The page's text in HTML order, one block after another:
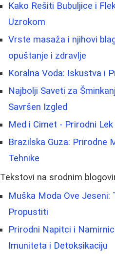
Kako Rešiti Bubuljice i
Uzrokom
Vrste masaža i njihovi
opuštanje i zdravlje
Koralna Voda: Iskustva i
Najbolji Saveti za
Savršen Izgled
Med i Cimet - Prirodni
Brazilska Guza: Prirodne
Tehnike
Tekstovi na srodnim
Muška Moda Ove Jeseni:
Propustiti
Prirodni Napitci i
Imuniteta i Detoksikaciju